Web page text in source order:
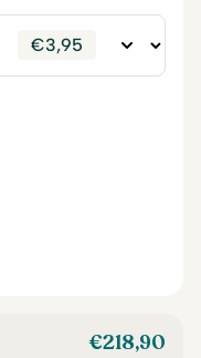
€3,95
€218,90